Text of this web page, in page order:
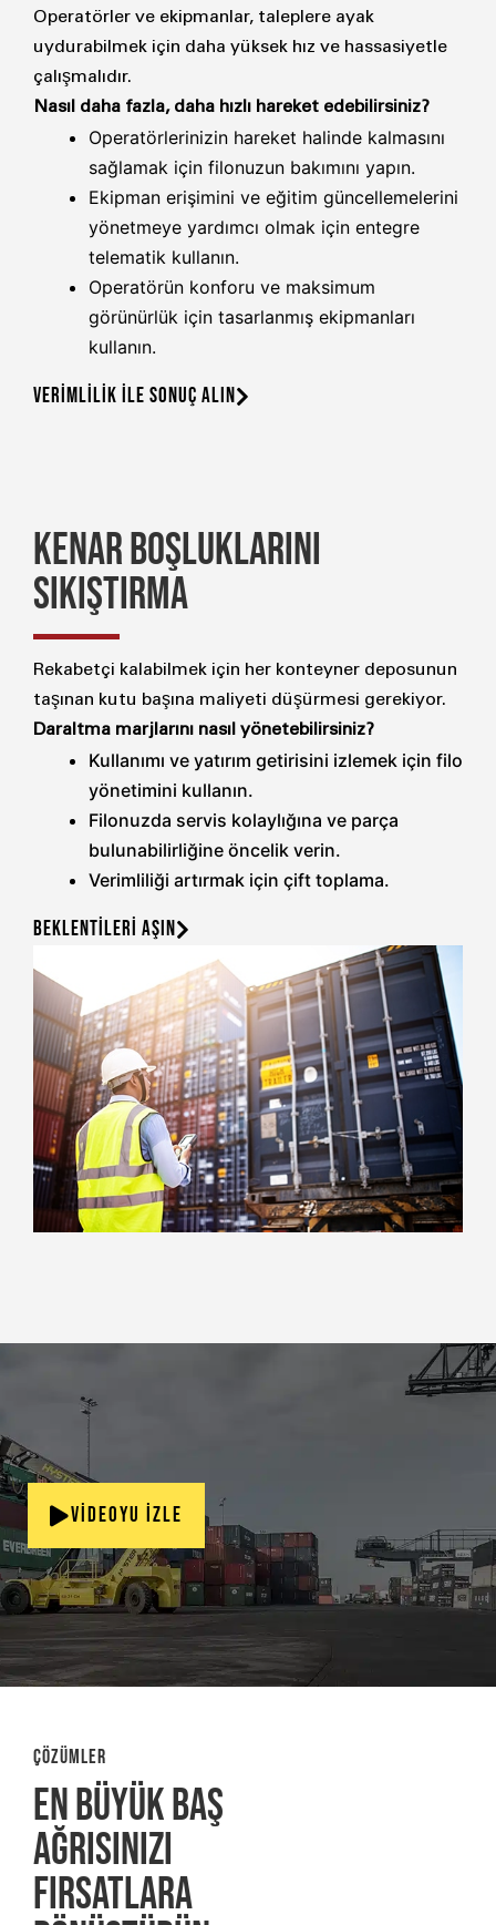
Operatörler ve ekipmanlar, taleplere ayak
uydurabilmek için daha yüksek hız ve hassasiyetle
çalışmalıdır.
Nasıl daha fazla, daha hızlı hareket edebilirsiniz?
Operatörlerinizin hareket halinde kalmasını
sağlamak için filonuzun bakımını yapın.
Ekipman erişimini ve eğitim güncellemelerini
yönetmeye yardımcı olmak için entegre
telematik kullanın.
Operatörün konforu ve maksimum
görünürlük için tasarlanmış ekipmanları
kullanın.
VERİMLİLİK İLE SONUÇ ALIN
KENAR BOŞLUKLARINI
SIKIŞTIRMA
Rekabetçi kalabilmek için her konteyner deposunun
taşınan kutu başına maliyeti düşürmesi gerekiyor.
Daraltma marjlarını nasıl yönetebilirsiniz?
Kullanımı ve yatırım getirisini izlemek için filo
yönetimini kullanın.
Filonuzda servis kolaylığına ve parça
bulunabilirliğine öncelik verin.
Verimliliği artırmak için çift toplama.
BEKLENTİLERİ AŞIN
Videoyu İzle
ÇÖZÜMLER
EN BÜYÜK BAŞ
AĞRISINIZI
FIRSATLARA